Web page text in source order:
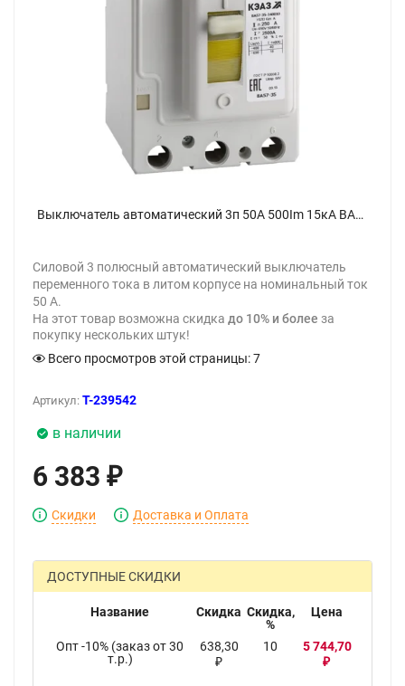
Выключатель автоматический 3п 50А 500Im 15кА ВА57-35-340010 УХЛ3 690В AC КЭАЗ 108613 - фото
Силовой 3 полюсный автоматический выключатель
переменного тока в литом корпусе на номинальный ток
50 А.
На этот товар возможна скидка до 10% и более за
покупку нескольких штук!
Всего просмотров этой страницы:7
Артикул: T-239542
в наличии
6 383 ₽
Скидки Доставка и Оплата
ДОСТУПНЫЕ СКИДКИ
Название Скидка Скидка,
%
Цена
Опт -10% (заказ от 30
т.р.)
638,30
₽
10 5 744,70
₽